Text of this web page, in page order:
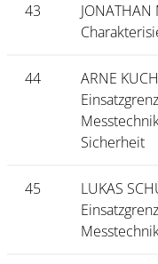
43
44
ARNE
Sicherheit
45
LUKAS